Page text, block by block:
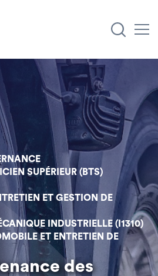
SUPÉRIEUR (BTS)
ET GESTION DE
INDUSTRIELLE (I1310)
ET ENTRETIEN DE
des